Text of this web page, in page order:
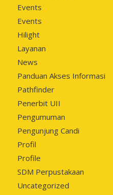
Events
Events
Hilight
Layanan
News
Panduan Akses Informasi
Pathfinder
Penerbit UII
Pengumuman
Pengunjung Candi
Profil
Profile
SDM Perpustakaan
Uncategorized